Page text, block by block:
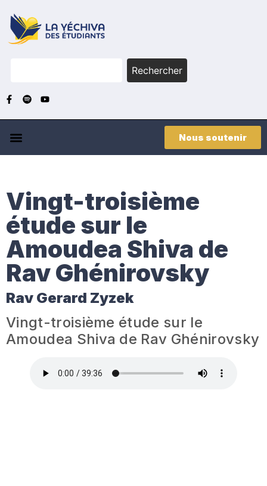
Rechercher
Nous soutenir
Vingt-troisième
étude sur le
Amoudea Shiva de
Rav Ghénirovsky
Rav Gerard Zyzek
Vingt-troisième étude sur le
Amoudea Shiva de Rav Ghénirovsky